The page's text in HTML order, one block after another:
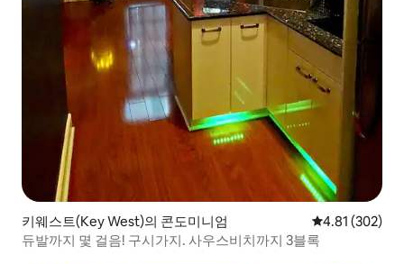
키웨스트(Key West)의 콘도미니엄 평점 4.81점(5
4.81 (302)
듀발까지 몇 걸음! 구시가지. 사우스비치까지 3블록